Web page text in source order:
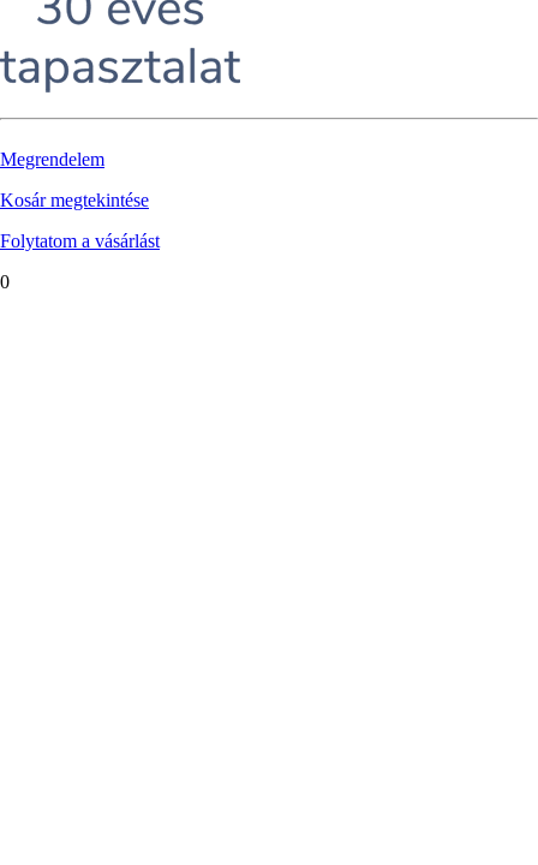
Megrendelem
Kosár megtekintése
Folytatom a vásárlást
0